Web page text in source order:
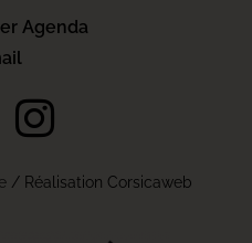
Agenda
/ Réalisation Corsicaweb